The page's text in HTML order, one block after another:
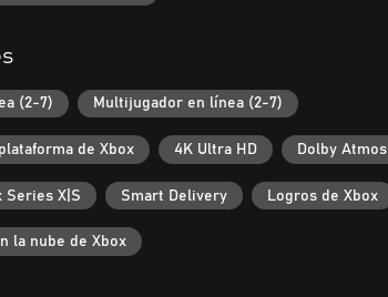
(2-7) Multijugador en línea (2-7)
de Xbox 4K Ultra HD Dolby Atmos
Series X|S Smart Delivery Logros de Xbox
la nube de Xbox